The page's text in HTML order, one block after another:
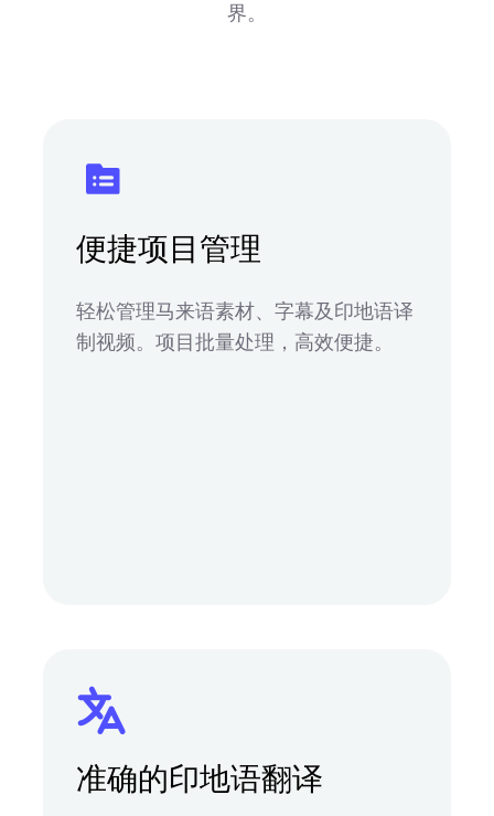
界。
便捷项目管理
轻松管理马来语素材、字幕及印地语译
制视频。项目批量处理，高效便捷。
准确的印地语翻译